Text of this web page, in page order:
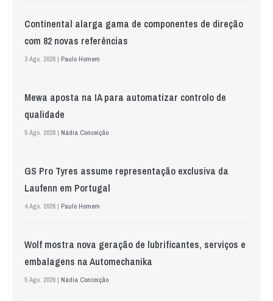
Continental alarga gama de componentes de direção
com 82 novas referências
3 Ago. 2026 | Paulo Homem
Mewa aposta na IA para automatizar controlo de
qualidade
5 Ago. 2026 | Nádia Conceição
GS Pro Tyres assume representação exclusiva da
Laufenn em Portugal
4 Ago. 2026 | Paulo Homem
Wolf mostra nova geração de lubrificantes, serviços e
embalagens na Automechanika
5 Ago. 2026 | Nádia Conceição